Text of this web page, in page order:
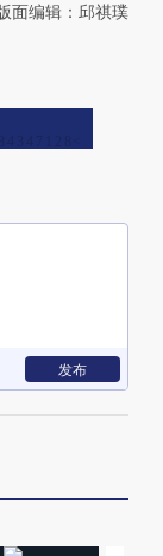
面编辑：邱祺璞
发布